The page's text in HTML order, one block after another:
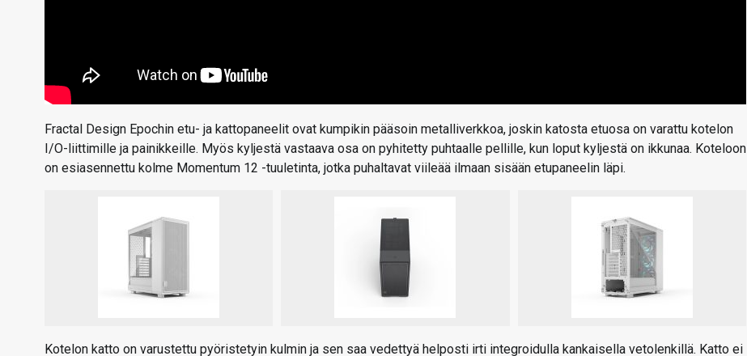
Fractal Design Epochin etu- ja kattopaneelit ovat kumpikin pääsoin metalliverkkoa, joskin katosta etuosa on varattu kotelon
I/O-liittimille ja painikkeille. Myös kyljestä vastaava osa on pyhitetty puhtaalle pellille, kun loput kyljestä on ikkunaa. Koteloon
on esiasennettu kolme Momentum 12 -tuuletinta, jotka puhaltavat viileää ilmaan sisään etupaneelin läpi.
Kotelon katto on varustettu pyöristetyin kulmin ja sen saa vedettyä helposti irti integroidulla kankaisella vetolenkillä. Katto ei